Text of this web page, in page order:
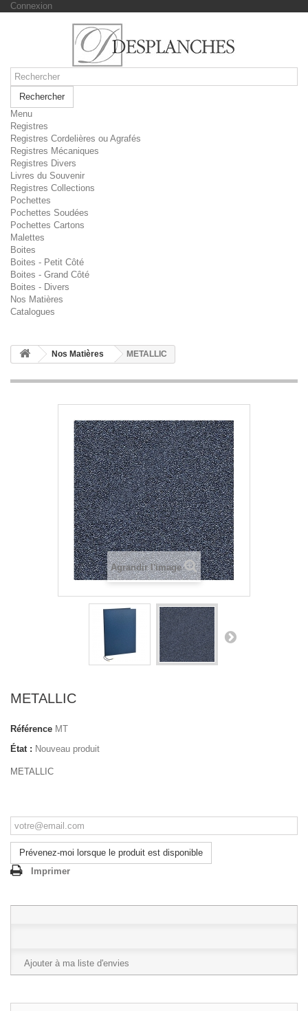
Connexion
Rechercher
Menu
Registres
Registres Cordelières ou Agrafés
Registres Mécaniques
Registres Divers
Livres du Souvenir
Registres Collections
Pochettes
Pochettes Soudées
Pochettes Cartons
Malettes
Boites
Boites - Petit Côté
Boites - Grand Côté
Boites - Divers
Nos Matières
Catalogues
Nos Matières METALLIC
Agrandir l'image
METALLIC
Référence MT
État : Nouveau produit
METALLIC
Prévenez-moi lorsque le produit est disponible
Imprimer
Ajouter à ma liste d'envies